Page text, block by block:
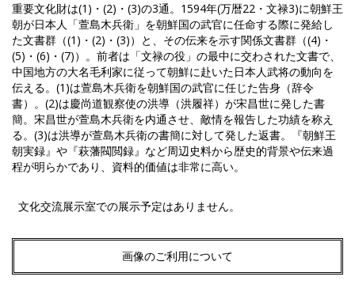
重要文化財は(1)・(2)・(3)の3通。1594年(万暦22・文禄3)に朝鮮王
朝が日本人「萱島木兵衛」を朝鮮国の武官に任命する際に発給し
た文書群（(1)・(2)・(3)）と、その伝来を示す関係文書群（(4)・
(5)・(6)・(7)）。前者は「文禄の役」の最中に交わされた文書で、
中国地方の大名毛利家に従って朝鮮に赴いた日本人武将の動向を
伝える。(1)は萱島木兵衛を朝鮮国の武官に任じた告身（辞令
書）。(2)は慶尚道観察使の洪導（洪履祥）が宋昌世に発した書
簡。宋昌世が萱島木兵衛を内通させ、敵情を報告した功績を称え
る。(3)は洪導が萱島木兵衛の書簡に対して発した返書。『朝鮮王
朝実録』や『萩藩閥閲録』など周辺史料から歴史的背景や伝来過
程が明らかであり、資料的価値は非常に高い。
文化交流展示室での展示予定はありません。
画像のご利用について